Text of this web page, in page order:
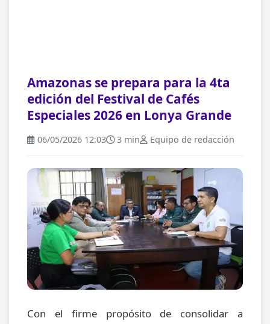
Amazonas se prepara para la 4ta
edición del Festival de Cafés
Especiales 2026 en Lonya Grande
06/05/2026 12:03 3 min Equipo de redacción
Con el firme propósito de consolidar a